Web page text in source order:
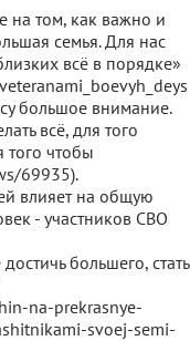
на том, как важно и
семья. Для нас
всё в порядке»
большое внимание.
всё, для того
того чтобы
69935).
влияет на общую
- участников СВО
большего, стать
na-prekrasnye-
svoej-semi-